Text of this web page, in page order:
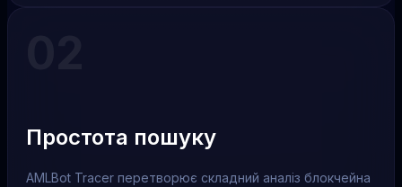
Простота пошуку
AMLBot Tracer перетворює складний аналіз блокчейна